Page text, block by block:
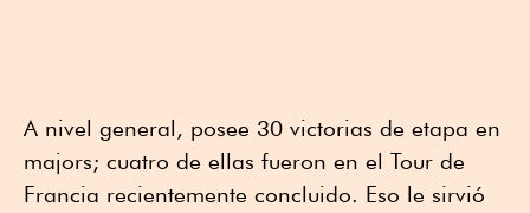
A nivel general, posee 30 victorias de etapa en
majors; cuatro de ellas fueron en el Tour de
Francia recientemente concluido. Eso le sirvió